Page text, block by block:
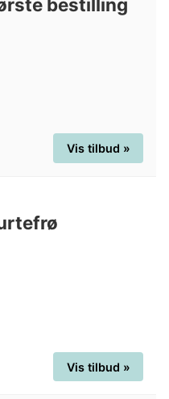
bestilling
Vis tilbud »
Vis tilbud »